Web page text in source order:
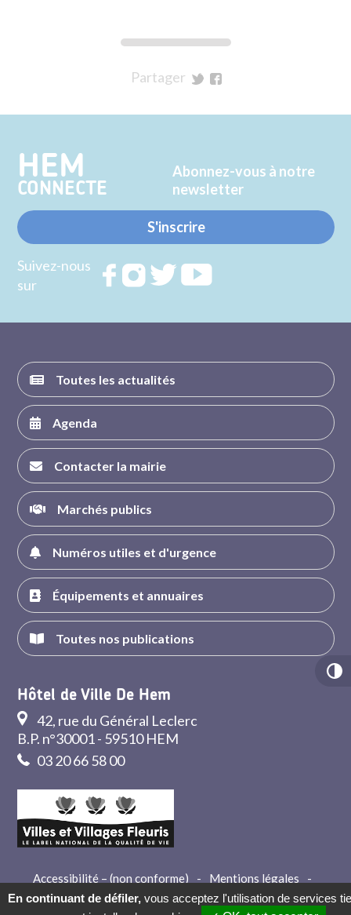
Partager
Twitter
Facebook
HEM
CONNECTE
Abonnez-vous à notre
newsletter
S'inscrire
Suivez-nous
sur
RejoignezRejoignezRejoignez
Toutes les actualités
Agenda
Contacter la mairie
Marchés publics
Numéros utiles et d'urgence
Équipements et annuaires
Toutes nos publications
Hôtel de Ville De Hem
42, rue du Général Leclerc
B.P. n°30001 - 59510 HEM
03 20 66 58 00
Accessibilité – (non conforme) - Mentions légales
-
Crédits
- Contact
En continuant de défiler, vous acceptez l'utilisation de services